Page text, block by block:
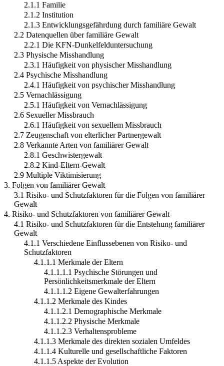
2.1.1 Familie
2.1.2 Institution
2.1.3 Entwicklungsgefährdung durch familiäre Gewalt
2.2 Datenquellen über familiäre Gewalt
2.2.1 Die KFN-Dunkelfelduntersuchung
2.3 Physische Misshandlung
2.3.1 Häufigkeit von physischer Misshandlung
2.4 Psychische Misshandlung
2.4.1 Häufigkeit von psychischer Misshandlung
2.5 Vernachlässigung
2.5.1 Häufigkeit von Vernachlässigung
2.6 Sexueller Missbrauch
2.6.1 Häufigkeit von sexuellem Missbrauch
2.7 Zeugenschaft von elterlicher Partnergewalt
2.8 Verkannte Arten von familiärer Gewalt
2.8.1 Geschwistergewalt
2.8.2 Kind-Eltern-Gewalt
2.9 Multiple Viktimisierung
3. Folgen von familiärer Gewalt
3.1 Risiko- und Schutzfaktoren für die Folgen von familiärer
Gewalt
4. Risiko- und Schutzfaktoren von familiärer Gewalt
4.1 Risiko- und Schutzfaktoren für die Entstehung familiärer
Gewalt
4.1.1 Verschiedene Einflussebenen von Risiko- und
Schutzfaktoren
4.1.1.1 Merkmale der Eltern
4.1.1.1.1 Psychische Störungen und
Persönlichkeitsmerkmale der Eltern
4.1.1.1.2 Eigene Gewalterfahrungen
4.1.1.2 Merkmale des Kindes
4.1.1.2.1 Demographische Merkmale
4.1.1.2.2 Physische Merkmale
4.1.1.2.3 Verhaltensprobleme
4.1.1.3 Merkmale des direkten sozialen Umfeldes
4.1.1.4 Kulturelle und gesellschaftliche Faktoren
4.1.1.5 Aspekte der Evolution